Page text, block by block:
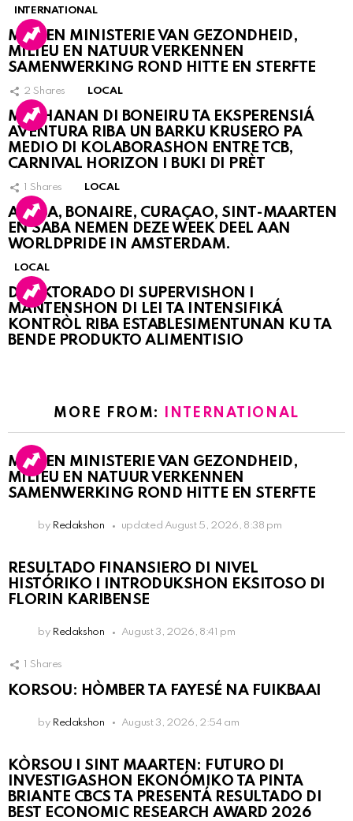
INTERNATIONAL
MDC EN MINISTERIE VAN GEZONDHEID,
MILIEU EN NATUUR VERKENNEN
SAMENWERKING ROND HITTE EN STERFTE
2 Shares LOCAL
MUCHANAN DI BONEIRU TA EKSPERENSIÁ
AVENTURA RIBA UN BARKU KRUSERO PA
MEDIO DI KOLABORASHON ENTRE TCB,
CARNIVAL HORIZON I BUKI DI PRÈT
1 Shares LOCAL
ARUBA, BONAIRE, CURAÇAO, SINT-MAARTEN
EN SABA NEMEN DEZE WEEK DEEL AAN
WORLDPRIDE IN AMSTERDAM.
LOCAL
DIREKTORADO DI SUPERVISHON I
MANTENSHON DI LEI TA INTENSIFIKÁ
KONTRÒL RIBA ESTABLESIMENTUNAN KU TA
BENDE PRODUKTO ALIMENTISIO
MORE FROM: INTERNATIONAL
MDC EN MINISTERIE VAN GEZONDHEID,
MILIEU EN NATUUR VERKENNEN
SAMENWERKING ROND HITTE EN STERFTE
by Redakshon updated August 5, 2026, 8:38 pm
RESULTADO FINANSIERO DI NIVEL
HISTÓRIKO I INTRODUKSHON EKSITOSO DI
FLORIN KARIBENSE
by Redakshon August 3, 2026, 8:41 pm
Shares
KORSOU: HÒMBER TA FAYESÉ NA FUIKBAAI
by Redakshon August 3, 2026, 2:54 am
KÒRSOU I SINT MAARTEN: FUTURO DI
INVESTIGASHON EKONÓMIKO TA PINTA
BRIANTE CBCS TA PRESENTÁ RESULTADO DI
BEST ECONOMIC RESEARCH AWARD 2026